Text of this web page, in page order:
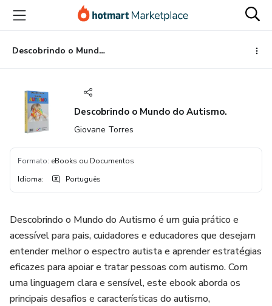
para
conteúdo
principal
para
pagamento
para
rodapé
Descobrindo o Mundo do Autismo.
Descobrindo o Mundo do Autismo.
Giovane Torres
Formato: eBooks ou Documentos
Idioma: Português
Descobrindo o Mundo do Autismo é um guia prático e
acessível para pais, cuidadores e educadores que desejam
entender melhor o espectro autista e aprender estratégias
eficazes para apoiar e tratar pessoas com autismo. Com
uma linguagem clara e sensível, este ebook aborda os
principais desafios e características do autismo,